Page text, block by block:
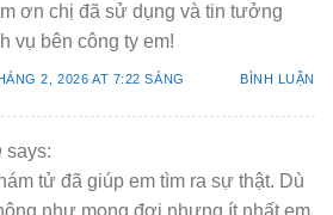
ơn chị đã sử dụng và tin tưởng
vụ bên công ty em!
2, 2026 AT 7:22 SÁNG BÌNH LUẬN
says:
tử đã giúp em tìm ra sự thật. Dù